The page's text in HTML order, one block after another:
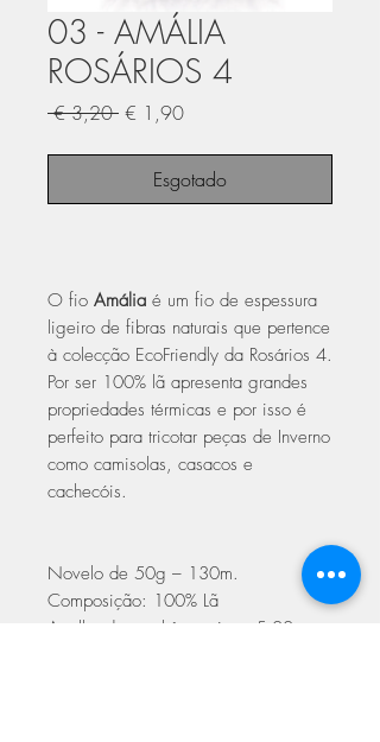
03 - AMÁLIA
ROSÁRIOS 4
€ 3,20 Preço
€ 1,90Preço
Esgotado
O fio Amália é um fio de espessura
ligeiro de fibras naturais que pertence
à colecção EcoFriendly da Rosários 4.
Por ser 100% lã apresenta grandes
propriedades térmicas e por isso é
perfeito para tricotar peças de Inverno
como camisolas, casacos e
cachecóis.
Novelo de 50g – 130m.
Composição: 100% Lã
Agulha de crochê ou tricot: 5.00mm